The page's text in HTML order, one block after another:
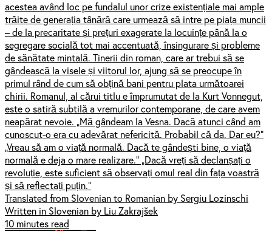
acestea având loc pe fundalul unor crize existențiale mai ample
trăite de generația tânără care urmează să intre pe piața muncii
– de la precaritate și prețuri exagerate la locuințe până la o
segregare socială tot mai accentuată, însingurare și probleme
de sănătate mintală. Tinerii din roman, care ar trebui să se
gândească la visele și viitorul lor, ajung să se preocupe în
primul rând de cum să obțină bani pentru plata următoarei
chirii. Romanul, al cărui titlu e împrumutat de la Kurt Vonnegut,
este o satiră subtilă a vremurilor contemporane, de care avem
neapărat nevoie. „Mă gândeam la Vesna. Dacă atunci când am
cunoscut-o era cu adevărat nefericită. Probabil că da. Dar eu?”
„Vreau să am o viață normală. Dacă te gândești bine, o viață
normală e deja o mare realizare.” „Dacă vreți să declanșați o
revoluție, este suficient să observați omul real din fața voastră
și să reflectați puțin.”
Translated from Slovenian to Romanian by Sergiu Lozinschi
Written in Slovenian by Liu Zakrajšek
10 minutes read